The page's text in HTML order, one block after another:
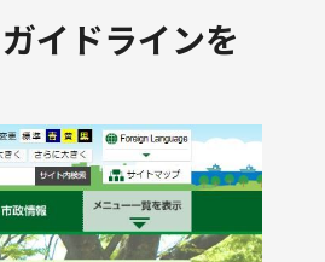
イドラインを